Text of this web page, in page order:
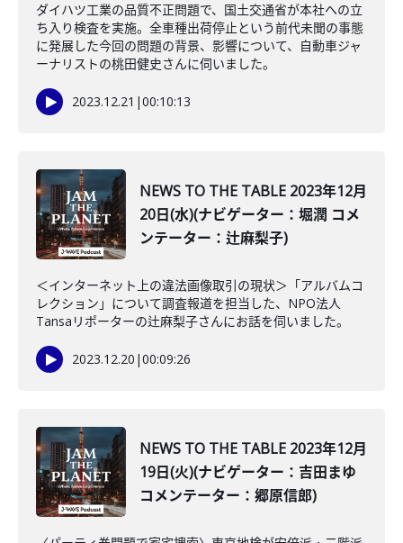
ダイハツ工業の品質不正問題で、国土交通省が本社への立
ち入り検査を実施。全車種出荷停止という前代未聞の事態
に発展した今回の問題の背景、影響について、自動車ジャ
ーナリストの桃田健史さんに伺いました。
2023.12.21 |00:10:13
NEWS TO THE TABLE 2023年12月
20日(水)(ナビゲーター：堀潤 コメ
ンテーター：辻麻梨子)
＜インターネット上の違法画像取引の現状＞「アルバムコ
レクション」について調査報道を担当した、NPO法人
Tansaリポーターの辻麻梨子さんにお話を伺いました。
2023.12.20 |00:09:26
NEWS TO THE TABLE 2023年12月
19日(火)(ナビゲーター：吉田まゆ
コメンテーター：郷原信郎)